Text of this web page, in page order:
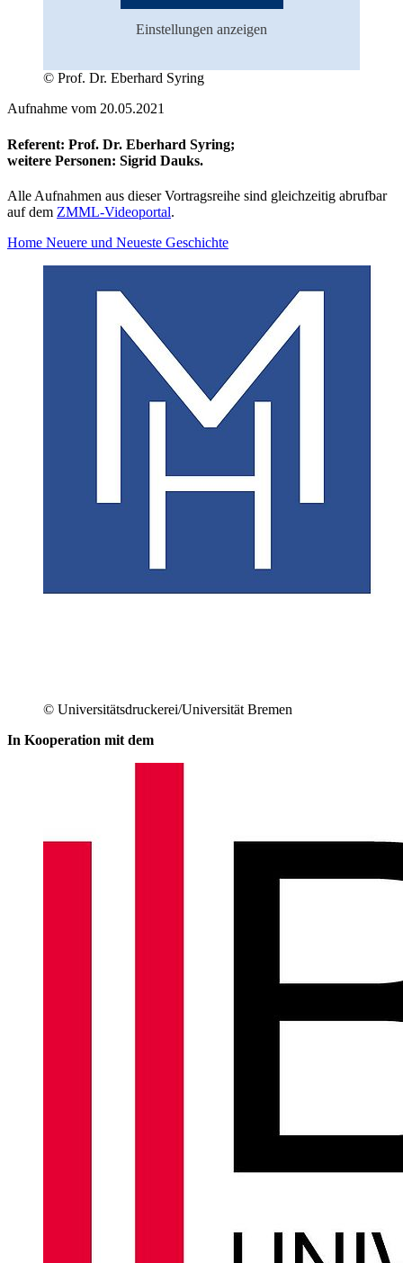
Einstellungen anzeigen
© Prof. Dr. Eberhard Syring
Aufnahme vom 20.05.2021
Referent: Prof. Dr. Eberhard Syring;
weitere Personen: Sigrid Dauks.
Alle Aufnahmen aus dieser Vortragsreihe sind gleichzeitig abrufbar
auf dem ZMML-Videoportal.
Home Neuere und Neueste Geschichte
© Universitätsdruckerei/Universität Bremen
In Kooperation mit dem